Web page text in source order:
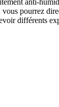
pourrez
différents